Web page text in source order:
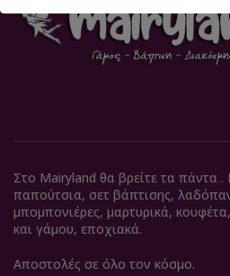
Στο Mairyland θα βρείτε τα πάντα .
παπούτσια, σετ βάπτισης,
μπομπονιέρες, μαρτυρικά,
και γάμου, εποχιακά.
Αποστολές σε όλο τον κόσμο.